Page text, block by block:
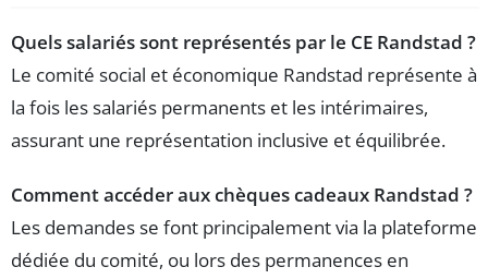
Quels salariés sont représentés par le CE Randstad ?
Le comité social et économique Randstad représente à
la fois les salariés permanents et les intérimaires,
assurant une représentation inclusive et équilibrée.
Comment accéder aux chèques cadeaux Randstad ?
Les demandes se font principalement via la plateforme
dédiée du comité, ou lors des permanences en